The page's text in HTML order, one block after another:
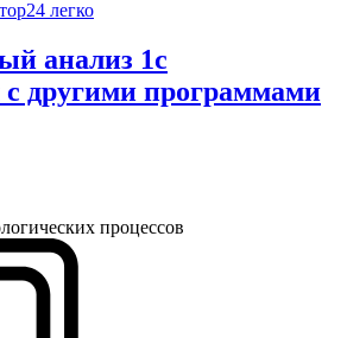
анализ 1с
другими программами
процессов